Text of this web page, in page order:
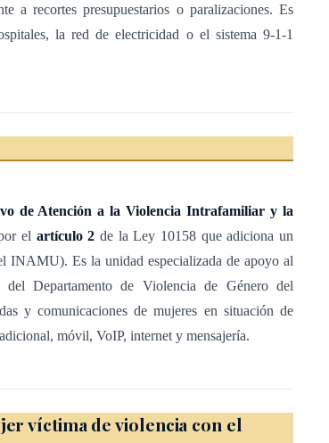
violencia intrafamiliar y violencia contra las mujeres, por
otro medio propio de las tecnologías de la
transferencias que ingresen al Inamu.
7566, Creación del Sistema de Emergencias 911, debe
a recortes presupuestarios o paralizaciones. Es
la red de electricidad o el sistema 9-1-1
de Atención a la Violencia Intrafamiliar y la
el artículo 2 de la Ley 10158 que adiciona un
Es la unidad especializada de apoyo al
del Departamento de Violencia de Género del
y comunicaciones de mujeres en situación de
móvil, VoIP, internet y mensajería.
víctima de violencia con el